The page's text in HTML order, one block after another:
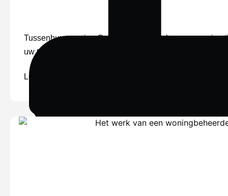
Tussenhuur woning Groningen is ideaal om uw woning
uw terugkeer. Wat is tussenhuur?...
Lees bericht